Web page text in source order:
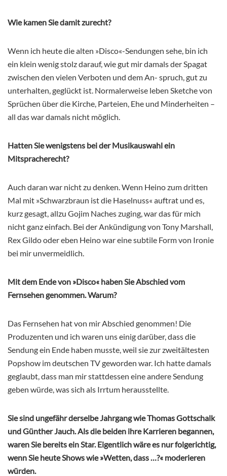
Wie kamen Sie damit zurecht?
Wenn ich heute die alten »Disco«-Sendungen sehe, bin ich
ein klein wenig stolz darauf, wie gut mir damals der Spagat
zwischen den vielen Verboten und dem An- spruch, gut zu
unterhalten, geglückt ist. Normalerweise leben Sketche von
Sprüchen über die Kirche, Parteien, Ehe und Minderheiten –
all das war damals nicht möglich.
Hatten Sie wenigstens bei der Musikauswahl ein
Mitspracherecht?
Auch daran war nicht zu denken. Wenn Heino zum dritten
Mal mit »Schwarzbraun ist die Haselnuss« auftrat und es,
kurz gesagt, allzu Gojim Naches zuging, war das für mich
nicht ganz einfach. Bei der Ankündigung von Tony Marshall,
Rex Gildo oder eben Heino war eine subtile Form von Ironie
bei mir unvermeidlich.
Mit dem Ende von »Disco« haben Sie Abschied vom
Fernsehen genommen. Warum?
Das Fernsehen hat von mir Abschied genommen! Die
Produzenten und ich waren uns einig darüber, dass die
Sendung ein Ende haben musste, weil sie zur zweitältesten
Popshow im deutschen TV geworden war. Ich hatte damals
geglaubt, dass man mir stattdessen eine andere Sendung
geben würde, was sich als Irrtum herausstellte.
Sie sind ungefähr derselbe Jahrgang wie Thomas Gottschalk
und Günther Jauch. Als die beiden ihre Karrieren begannen,
waren Sie bereits ein Star. Eigentlich wäre es nur folgerichtig,
wenn Sie heute Shows wie »Wetten, dass …?« moderieren
würden.